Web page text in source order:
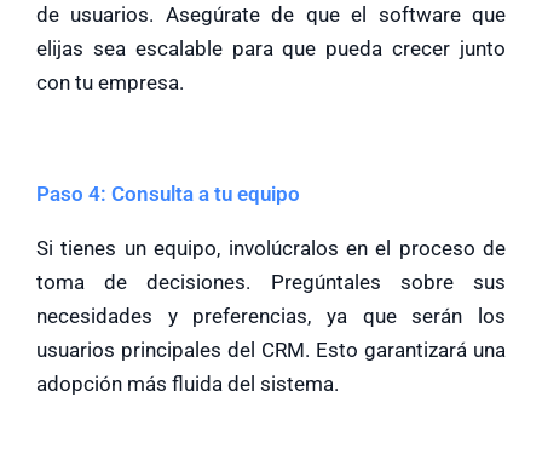
de usuarios. Asegúrate de que el software que
elijas sea escalable para que pueda crecer junto
con tu empresa.
Paso 4: Consulta a tu equipo
Si tienes un equipo, involúcralos en el proceso de
toma de decisiones. Pregúntales sobre sus
necesidades y preferencias, ya que serán los
usuarios principales del CRM. Esto garantizará una
adopción más fluida del sistema.